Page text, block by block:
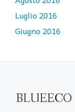
Luglio 2016
Giugno 2016
BLUEECO